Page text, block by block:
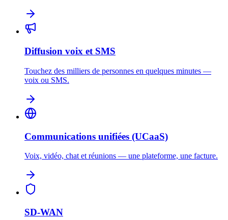
Diffusion voix et SMS
Touchez des milliers de personnes en quelques minutes —
voix ou SMS.
Communications unifiées (UCaaS)
Voix, vidéo, chat et réunions — une plateforme, une facture.
SD-WAN